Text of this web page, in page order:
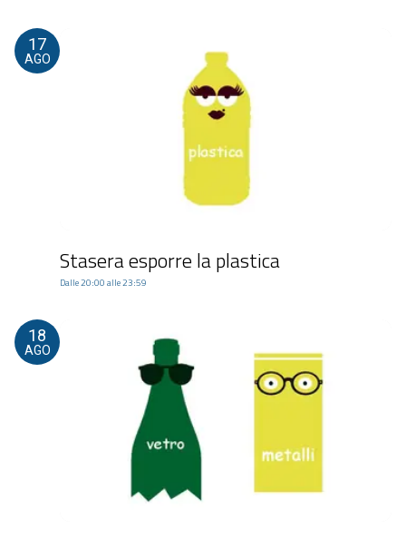
17
AGO
Stasera esporre la plastica
Dalle 20:00 alle 23:59
18
AGO